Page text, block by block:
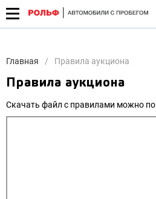
Главная Правила аукциона
Правила аукциона
Скачать файл с правилами можно по